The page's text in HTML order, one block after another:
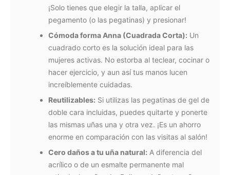
¡Solo tienes que elegir la talla, aplicar el
pegamento (o las pegatinas) y presionar!
Cómoda forma Anna (Cuadrada Corta): Un
cuadrado corto es la solución ideal para las
mujeres activas. No estorba al teclear, cocinar o
hacer ejercicio, y aun así tus manos lucen
increíblemente cuidadas.
Reutilizables: Si utilizas las pegatinas de gel de
doble cara incluidas, puedes quitarte y ponerte
las mismas uñas una y otra vez. ¡Es un ahorro
enorme en comparación con las visitas al salón!
Cero daños a tu uña natural: A diferencia del
acrílico o de un esmalte permanente mal